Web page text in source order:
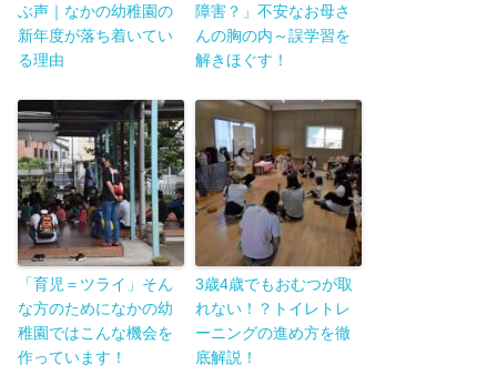
ぶ声｜なかの幼稚園の
新年度が落ち着いてい
る理由
障害？」不安なお母さ
んの胸の内～誤学習を
解きほぐす！
「育児＝ツライ」そん
な方のためになかの幼
稚園ではこんな機会を
作っています！
3歳4歳でもおむつが取
れない！？トイレトレ
ーニングの進め方を徹
底解説！